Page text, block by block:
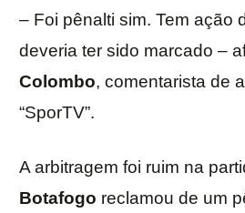
– Foi pênalti sim. Tem ação
deveria ter sido marcado –
Colombo, comentarista de
“SporTV”.
A arbitragem foi ruim na
Botafogo reclamou de um